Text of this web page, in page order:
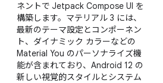
ネントで Jetpack Compose UI を
構築します。マテリアル 3 には、
最新のテーマ設定とコンポーネン
ト、ダイナミック カラーなどの
Material You のパーソナライズ機
能が含まれており、Android 12 の
新しい視覚的スタイルとシステム